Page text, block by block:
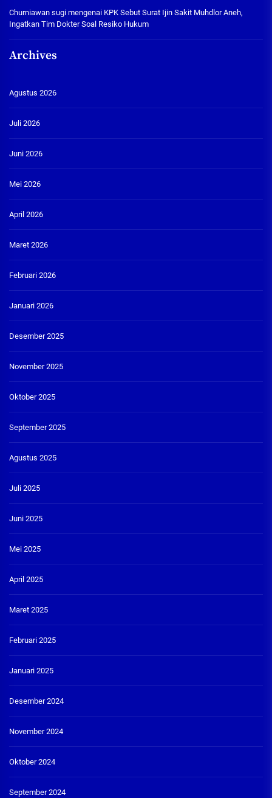
Churniawan sugi mengenai KPK Sebut Surat Ijin Sakit Muhdlor Aneh,
Ingatkan Tim Dokter Soal Resiko Hukum
Archives
Agustus 2026
Juli 2026
Juni 2026
Mei 2026
April 2026
Maret 2026
Februari 2026
Januari 2026
Desember 2025
November 2025
Oktober 2025
September 2025
Agustus 2025
Juli 2025
Juni 2025
Mei 2025
April 2025
Maret 2025
Februari 2025
Januari 2025
Desember 2024
November 2024
Oktober 2024
September 2024